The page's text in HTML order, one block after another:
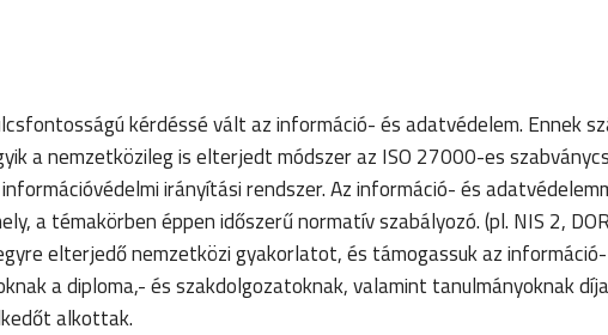
kérdéssé vált az információ- és adatvédelem. Ennek
a nemzetközileg is elterjedt módszer az ISO 27000-es
irányítási rendszer. Az információ- és
a témakörben éppen időszerű normatív szabályozó. (pl. NIS 2,
elterjedő nemzetközi gyakorlatot, és támogassuk az
a diploma,- és szakdolgozatoknak, valamint tanulmányoknak
alkottak.